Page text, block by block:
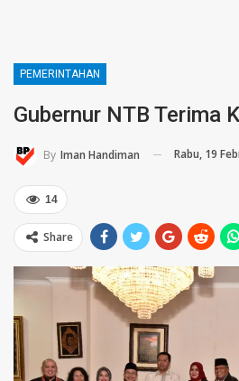
PEMERINTAHAN
Gubernur NTB Terima
By Iman Handiman Rabu, 19
14
Share